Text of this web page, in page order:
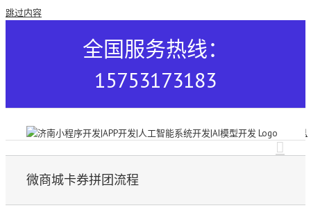
跳过内容
全国服务热线：
15753173183
微商城卡券拼团流程